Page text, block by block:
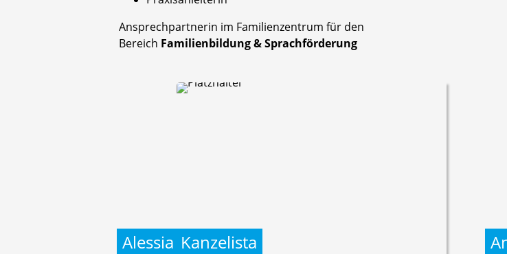
Ansprechpartnerin im Familienzentrum für den
Bereich Familienbildung & Sprachförderung
Alessia Kanzelista